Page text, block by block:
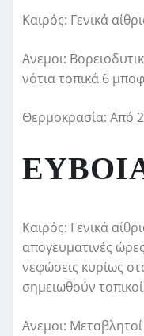
Καιρός: Γενικά
Ανεμοι:
νότια τοπικά 6
Θερμοκρασία: Από
Καιρός: Γενικά
απογευματινές
νεφώσεις κυρίως
σημειωθούν
Ανεμοι: